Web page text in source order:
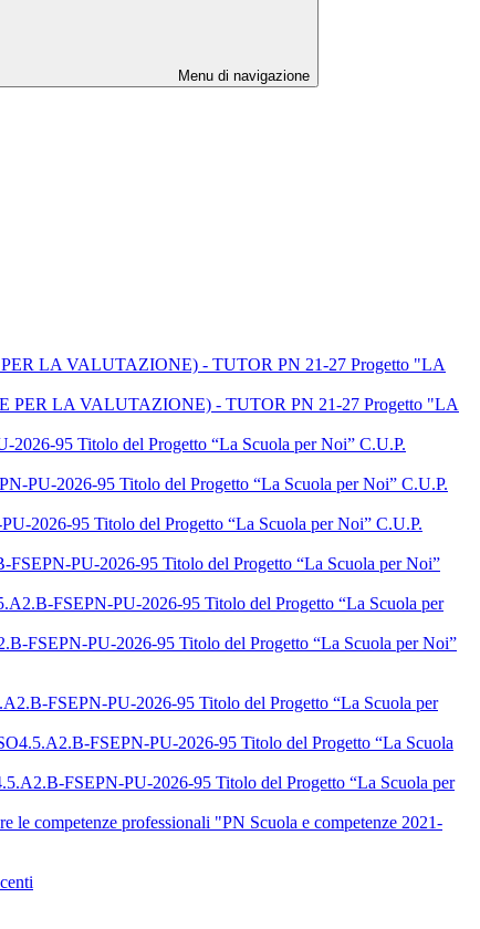
Menu di navigazione
PER LA VALUTAZIONE) - TUTOR PN 21-27 Progetto "LA
PER LA VALUTAZIONE) - TUTOR PN 21-27 Progetto "LA
2026-95 Titolo del Progetto “La Scuola per Noi” C.U.P.
PU-2026-95 Titolo del Progetto “La Scuola per Noi” C.U.P.
2026-95 Titolo del Progetto “La Scuola per Noi” C.U.P.
PU-2026-95 Titolo del Progetto “La Scuola per Noi”
FSEPN-PU-2026-95 Titolo del Progetto “La Scuola per
FSEPN-PU-2026-95 Titolo del Progetto “La Scuola per Noi”
FSEPN-PU-2026-95 Titolo del Progetto “La Scuola per
FSEPN-PU-2026-95 Titolo del Progetto “La Scuola
FSEPN-PU-2026-95 Titolo del Progetto “La Scuola per
competenze professionali "PN Scuola e competenze 2021-